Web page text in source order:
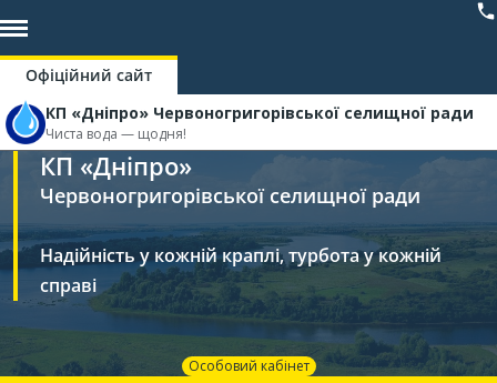
Офіційний сайт
КП «Дніпро» Червоногригорівської селищної ради
Чиста вода — щодня!
КП «Дніпро»
Червоногригорівської селищної ради
Надійність у кожній краплі, турбота у кожній
справі
Особовий кабінет